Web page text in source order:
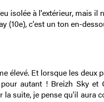
isolée à l'extérieur, mais il
(10e), c'est un ton en-
élevé. Et lorsque les deux
autant ! Breizh Sky et
suite, je pense qu'il aura